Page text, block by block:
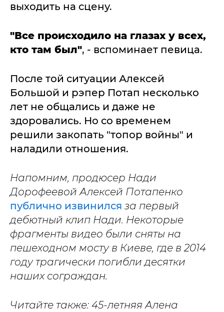
выходить на сцену.
"Все происходило на глазах у всех,
кто там был", - вспоминает певица.
После той ситуации Алексей
Большой и рэпер Потап несколько
лет не общались и даже не
здоровались. Но со временем
решили закопать "топор войны" и
наладили отношения.
Напомним, продюсер Нади
Дорофеевой Алексей Потапенко
публично извинился за первый
дебютный клип Нади. Некоторые
фрагменты видео были сняты на
пешеходном мосту в Киеве, где в 2014
году трагически погибли десятки
наших сограждан.
Читайте также: 45-летняя Алена